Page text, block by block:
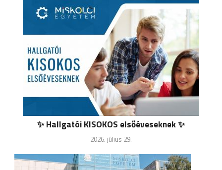
✨ Hallgatói KISOKOS elsőéveseknek ✨
2026. július 29.